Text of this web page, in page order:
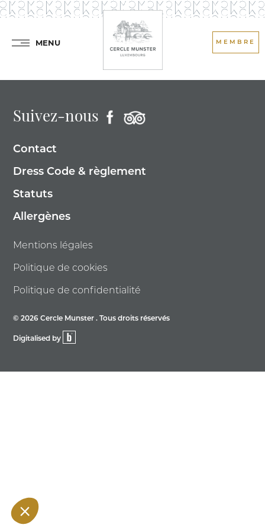
MENU MEMBRE
Suivez-nous
Contact
Dress Code & règlement
Statuts
Allergènes
Mentions légales
Politique de cookies
Politique de confidentialité
© 2026 Cercle Munster . Tous droits réservés
Digitalised by